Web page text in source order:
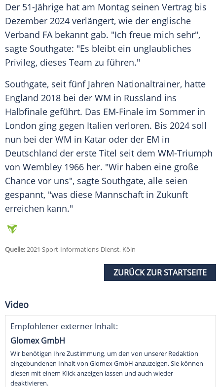
Der 51-Jährige hat am Montag seinen Vertrag bis
Dezember 2024 verlängert, wie der englische
Verband FA bekannt gab. "Ich freue mich sehr",
sagte Southgate: "Es bleibt ein unglaubliches
Privileg, dieses Team zu führen."
Southgate, seit fünf Jahren Nationaltrainer, hatte
England 2018 bei der WM in Russland ins
Halbfinale geführt. Das EM-Finale im Sommer in
London ging gegen Italien verloren. Bis 2024 soll
nun bei der WM in Katar oder der EM in
Deutschland der erste Titel seit dem WM-Triumph
von Wembley 1966 her. "Wir haben eine große
Chance vor uns", sagte Southgate, alle seien
gespannt, "was diese Mannschaft in Zukunft
erreichen kann."
Quelle:2021 Sport-Informations-Dienst, Köln
ZURÜCK ZUR STARTSEITE
Video
Empfohlener externer Inhalt:
Glomex GmbH
Wir benötigen Ihre Zustimmung, um den von unserer Redaktion
eingebundenen Inhalt von Glomex GmbH anzuzeigen. Sie können
diesen mit einem Klick anzeigen lassen und auch wieder
deaktivieren.